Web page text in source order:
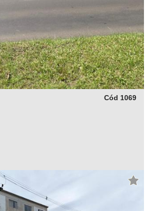
Cód 1069